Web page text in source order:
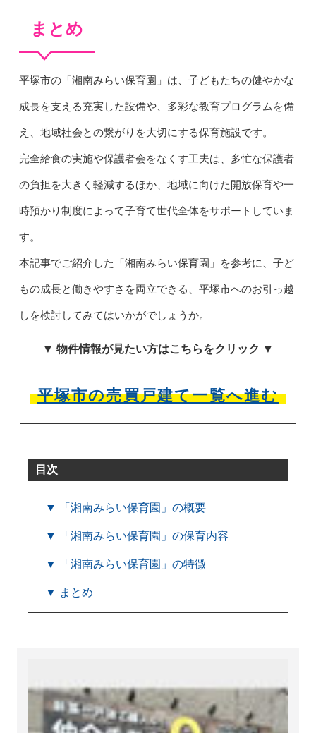
まとめ
平塚市の「湘南みらい保育園」は、子どもたちの健やかな
成長を支える充実した設備や、多彩な教育プログラムを備
え、地域社会との繋がりを大切にする保育施設です。
完全給食の実施や保護者会をなくす工夫は、多忙な保護者
の負担を大きく軽減するほか、地域に向けた開放保育や一
時預かり制度によって子育て世代全体をサポートしていま
す。
本記事でご紹介した「湘南みらい保育園」を参考に、子ど
もの成長と働きやすさを両立できる、平塚市へのお引っ越
しを検討してみてはいかがでしょうか。
▼ 物件情報が見たい方はこちらをクリック ▼
平塚市の売買戸建て一覧へ進む
目次
▼ 「湘南みらい保育園」の概要
▼ 「湘南みらい保育園」の保育内容
▼ 「湘南みらい保育園」の特徴
▼ まとめ